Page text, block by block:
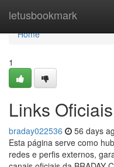
letusbookmark
Home
Home
1
Links
braday022536 56 days
Esta página serve como
redes e perfis externos,